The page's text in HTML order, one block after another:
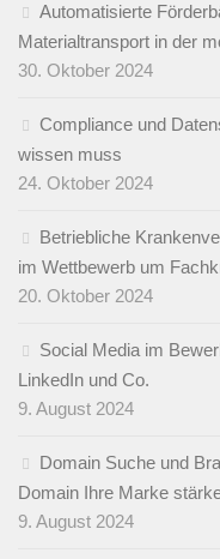
Automatisierte
Materialtransport in der
30. Oktober 2024
Compliance und
wissen muss
24. Oktober 2024
Betriebliche
im Wettbewerb um
20. Oktober 2024
Social Media im
LinkedIn und Co.
9. August 2024
Domain Suche und
Domain Ihre Marke
9. August 2024